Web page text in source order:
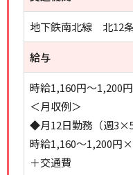
地下鉄南北線 北12
給与
時給1,160円～1,200円
＜月収例＞
◆月12日勤務（週
時給1,160～1,200円
＋交通費